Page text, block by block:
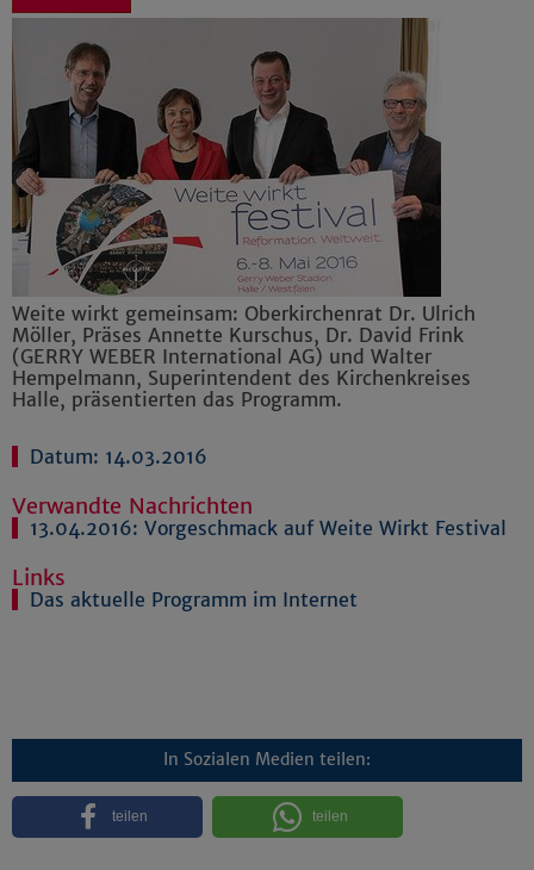
Weite wirkt gemeinsam: Oberkirchenrat Dr. Ulrich
Möller, Präses Annette Kurschus, Dr. David Frink
(GERRY WEBER International AG) und Walter
Hempelmann, Superintendent des Kirchenkreises
Halle, präsentierten das Programm.
Datum: 14.03.2016
Verwandte Nachrichten
13.04.2016: Vorgeschmack auf Weite Wirkt Festival
Links
Das aktuelle Programm im Internet
In Sozialen Medien teilen:
teilen teilen